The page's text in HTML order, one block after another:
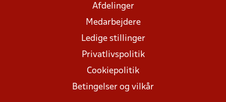
Afdelinger
Medarbejdere
Ledige stillinger
Privatlivspolitik
Cookiepolitik
Betingelser og vilkår